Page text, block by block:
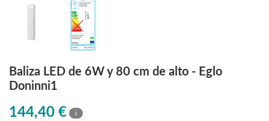
Baliza LED de 6W y 80 cm de alto - Eglo
Doninni1
144,40 € i